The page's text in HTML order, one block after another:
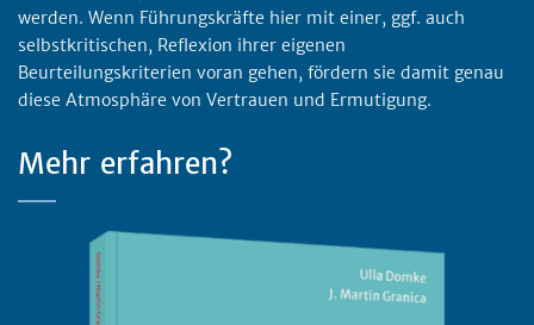
werden. Wenn Führungskräfte hier mit einer, ggf. auch
selbstkritischen, Reflexion ihrer eigenen
Beurteilungskriterien voran gehen, fördern sie damit genau
diese Atmosphäre von Vertrauen und Ermutigung.
Mehr erfahren?